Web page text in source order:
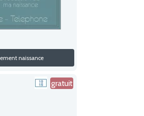
naissance
gratuit